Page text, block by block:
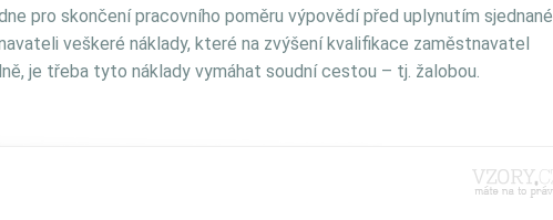
pro skončení pracovního poměru výpovědí před uplynutím sjednané
veškeré náklady, které na zvýšení kvalifikace zaměstnavatel
je třeba tyto náklady vymáhat soudní cestou – tj. žalobou.